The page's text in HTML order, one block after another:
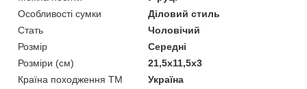
Особливості сумки
Діловий стиль
Стать
Чоловічий
Розмір
Середні
Розміри (см)
21,5х11,5х3
Країна походження ТМ
Україна